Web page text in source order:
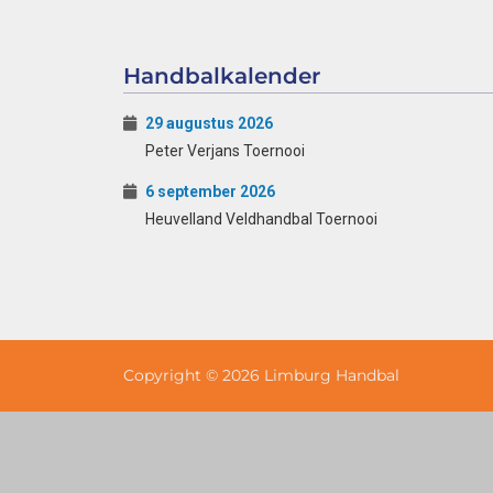
Handbalkalender
29 augustus 2026
Peter Verjans Toernooi
6 september 2026
Heuvelland Veldhandbal Toernooi
Copyright © 2026 Limburg Handbal